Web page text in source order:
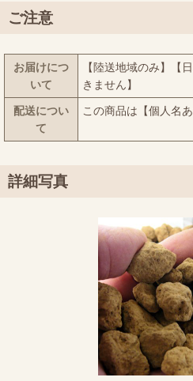
ご注意
お届けにつ
いて
【陸送地域のみ】【
きません】
配送につい
て
この商品は【個人名
詳細写真